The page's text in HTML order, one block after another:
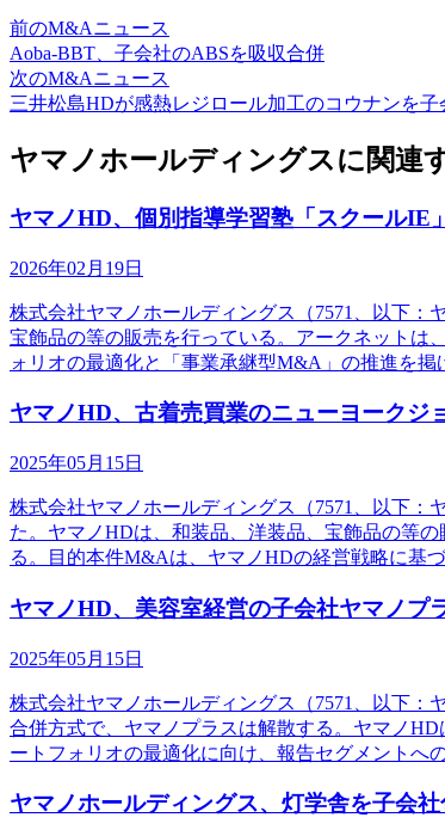
前のM&Aニュース
Aoba-BBT、子会社のABSを吸収合併
次のM&Aニュース
三井松島HDが感熱レジロール加工のコウナンを子
ヤマノホールディングスに関連
ヤマノHD、個別指導学習塾「スクールIE
2026年02月19日
株式会社ヤマノホールディングス（7571、以下：
宝飾品の等の販売を行っている。アークネットは
ォリオの最適化と「事業承継型M&A」の推進を掲
ヤマノHD、古着売買業のニューヨークジ
2025年05月15日
株式会社ヤマノホールディングス（7571、以下
た。ヤマノHDは、和装品、洋装品、宝飾品の等
る。目的本件M&Aは、ヤマノHDの経営戦略に基
ヤマノHD、美容室経営の子会社ヤマノプ
2025年05月15日
株式会社ヤマノホールディングス（7571、以下
合併方式で、ヤマノプラスは解散する。ヤマノ
ートフォリオの最適化に向け、報告セグメントへ
ヤマノホールディングス、灯学舎を子会